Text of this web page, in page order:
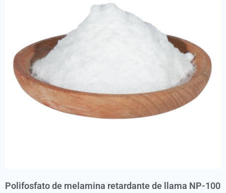
Polifosfato de melamina retardante de llama NP-100